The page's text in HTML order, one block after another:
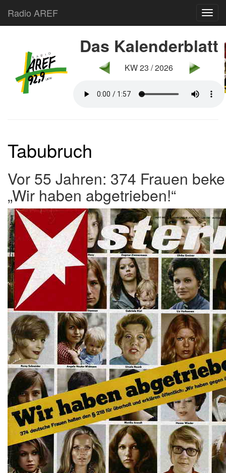
Radio AREF
Das Kalenderblatt
KW 23 / 2026
Tabubruch
Vor 55 Jahren: 374 Frauen
„Wir haben abgetrieben!“